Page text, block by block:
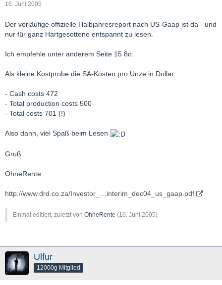
16. Juni 2005
Der vorläufige offizielle Halbjahresreport nach US-Gaap ist da - und
nur für ganz Hartgesottene entspannt zu lesen.
Ich empfehle unter anderem Seite 15 8o.
Als kleine Kostprobe die SA-Kosten pro Unze in Dollar:
- Cash costs 472
- Total production costs 500
- Total costs 701 (!)
Also dann, viel Spaß beim Lesen
Gruß
OhneRente
http://www.drd.co.za/Investor_…interim_dec04_us_gaap.pdf
Einmal editiert, zuletzt von OhneRente (16. Juni 2005)
Ulfur
12000g Mitglied